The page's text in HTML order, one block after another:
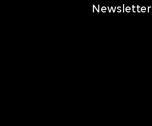
Newsletter